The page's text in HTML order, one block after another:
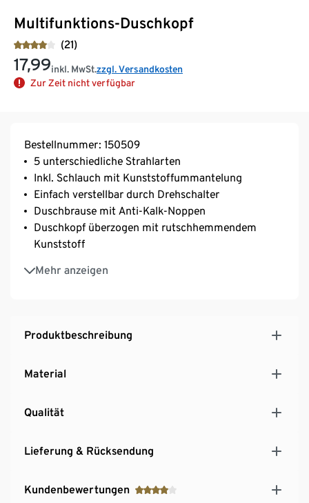
Multifunktions-Duschkopf
(21)
17,99inkl. MwSt.zzgl. Versandkosten
Zur Zeit nicht verfügbar
Bestellnummer: 150509
5 unterschiedliche Strahlarten
Inkl. Schlauch mit Kunststoffummantelung
Einfach verstellbar durch Drehschalter
Duschbrause mit Anti-Kalk-Noppen
Duschkopf überzogen mit rutschhemmendem
Kunststoff
Mehr anzeigen
Umweltschonend – herausnehmbarer
Wasserspareinsatz verringert die
Badezimmer
Produktbeschreibung
Material
Qualität
Lieferung & Rücksendung
Kundenbewertungen